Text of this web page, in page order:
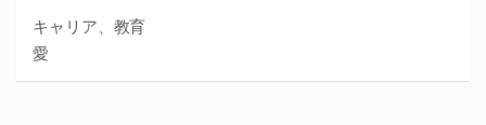
キャリア、教育
愛